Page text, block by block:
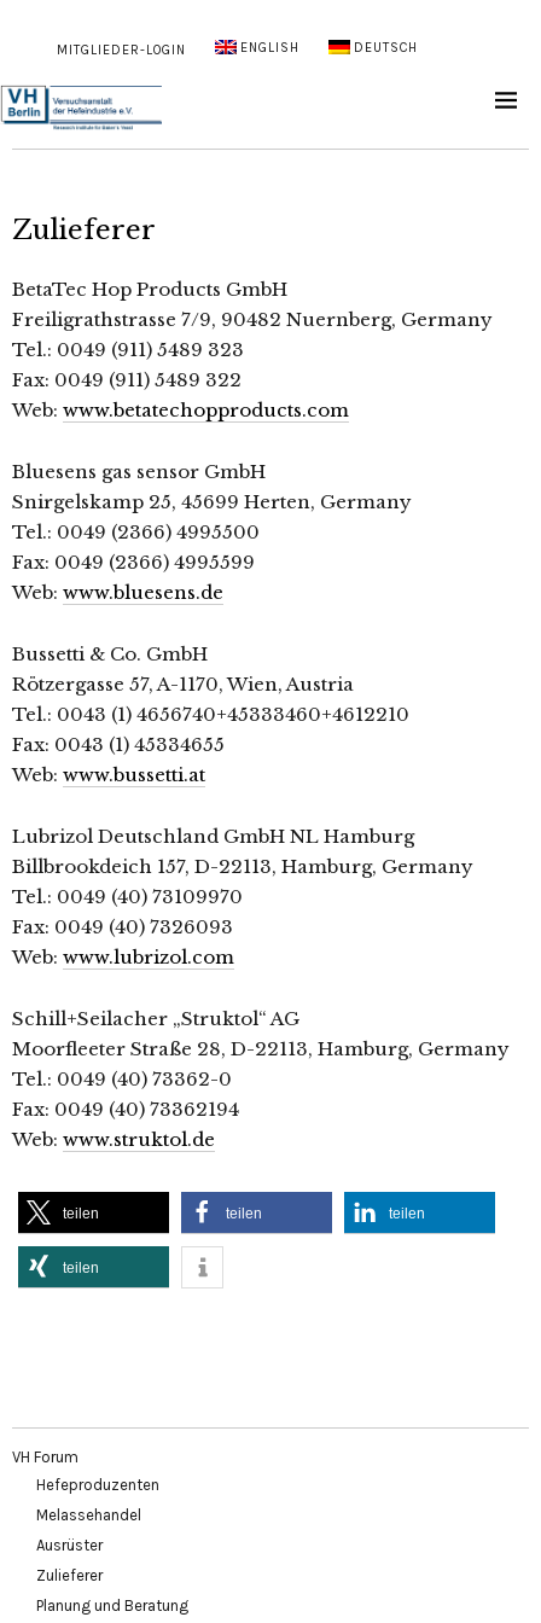
MITGLIEDER-LOGIN ENGLISH DEUTSCH
Zulieferer
BetaTec Hop Products GmbH
Freiligrathstrasse 7/9, 90482 Nuernberg, Germany
Tel.: 0049 (911) 5489 323
Fax: 0049 (911) 5489 322
Web: www.betatechopproducts.com
Bluesens gas sensor GmbH
Snirgelskamp 25, 45699 Herten, Germany
Tel.: 0049 (2366) 4995500
Fax: 0049 (2366) 4995599
Web: www.bluesens.de
Bussetti & Co. GmbH
Rötzergasse 57, A-1170, Wien, Austria
Tel.: 0043 (1) 4656740+45333460+4612210
Fax: 0043 (1) 45334655
Web: www.bussetti.at
Lubrizol Deutschland GmbH NL Hamburg
Billbrookdeich 157, D-22113, Hamburg, Germany
Tel.: 0049 (40) 73109970
Fax: 0049 (40) 7326093
Web: www.lubrizol.com
Schill+Seilacher „Struktol“ AG
Moorfleeter Straße 28, D-22113, Hamburg, Germany
Tel.: 0049 (40) 73362-0
Fax: 0049 (40) 73362194
Web: www.struktol.de
teilen teilen teilen
teilen
VH Forum
Hefeproduzenten
Melassehandel
Ausrüster
Zulieferer
Planung und Beratung